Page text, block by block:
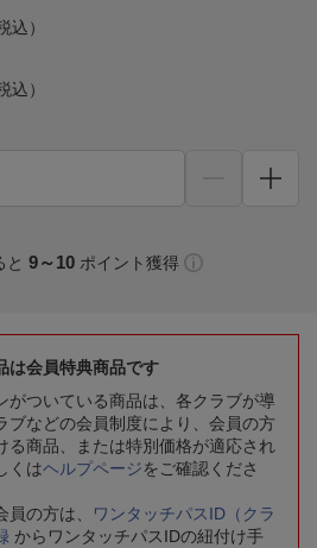
込）
込）
と 9～10 ポイント獲得
は会員特典商品です
がついている商品は、各クラブが導
ブなどの会員制度により、会員の方
る商品、または特別価格が適応され
くはヘルプページをご確認くださ
の方は、
ワンタッチパスID（クラ
からワンタッチパスIDの紐付け手